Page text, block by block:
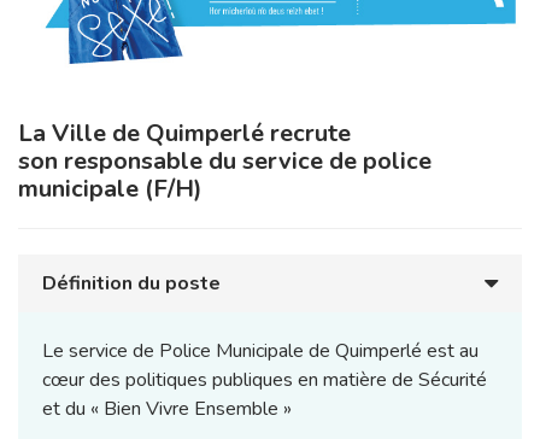
La Ville de Quimperlé recrute
son responsable du service de police
municipale (F/H)
Définition du poste
Le service de Police Municipale de Quimperlé est au
cœur des politiques publiques en matière de Sécurité
et du « Bien Vivre Ensemble »